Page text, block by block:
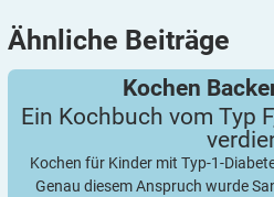
Ähnliche Beiträge
Kochen
Ein Kochbuch vom Typ F,
Kochen
Ein Kochbuch vom Typ
Kochen für Kinder mit Typ-1-
Genau diesem Anspruch wurde